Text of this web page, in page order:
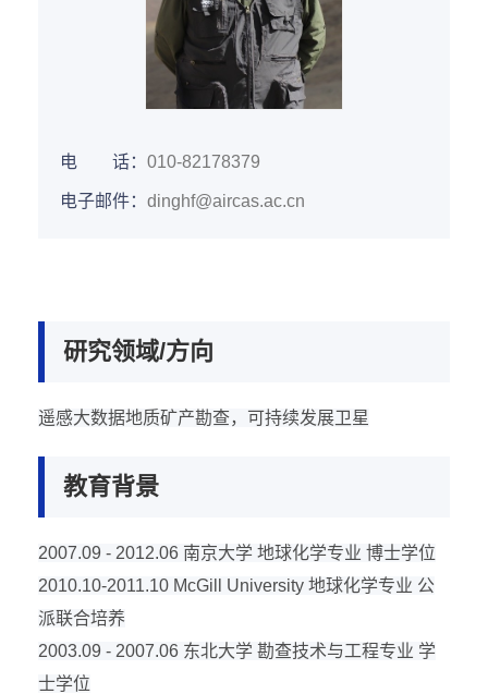
电 话： 010-82178379
电子邮件： dinghf@aircas.ac.cn
研究领域/方向
遥感大数据地质矿产勘查，可持续发展卫星
教育背景
2007.09 - 2012.06 南京大学 地球化学专业 博士学位
2010.10-2011.10 McGill University 地球化学专业 公
派联合培养
2003.09 - 2007.06 东北大学 勘查技术与工程专业 学
士学位